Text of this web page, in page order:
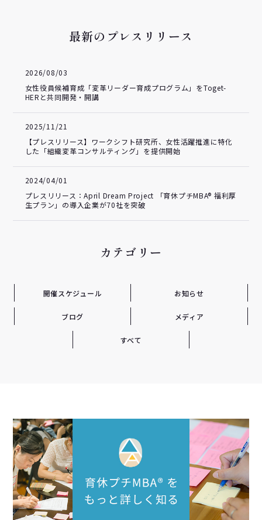
最新のプレスリリース
2026/08/03
女性役員候補育成「変革リーダー育成プログラム」をToget-
HERと共同開発・開講
2025/11/21
【プレスリリース】ワークシフト研究所、女性活躍推進に特化
した「組織変革コンサルティング」を提供開始
2024/04/01
プレスリリース：April Dream Project 「育休プチMBA® 福利厚
生プラン」の導入企業が70社を突破
カテゴリー
開催スケジュール お知らせ
ブログ メディア
すべて